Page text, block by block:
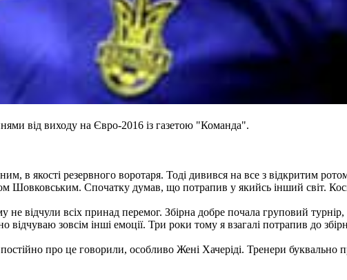
від виходу на Євро-2016 із газетою "Команда".
в якості резервного воротаря. Тоді дивився на все з відкритим
Шовковським. Спочатку думав, що потрапив у якийсь інший світ.
не відчули всіх принад перемог. Збірна добре почала груповий
зовсім інші емоції. Три роки тому я взагалі потрапив до
про це говорили, особливо Жені Хачеріді. Тренери буквально